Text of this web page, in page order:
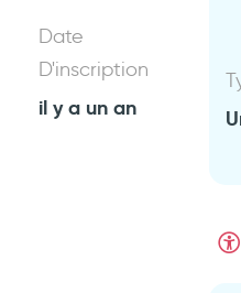
Date
D'inscription
il y a un an